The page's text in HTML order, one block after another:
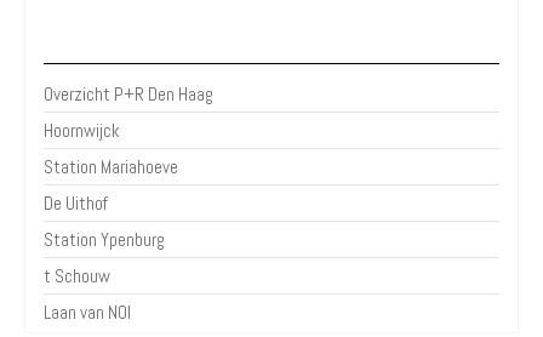
Overzicht P+R Den Haag
Hoornwijck
Station Mariahoeve
De Uithof
Station Ypenburg
t Schouw
Laan van NOI